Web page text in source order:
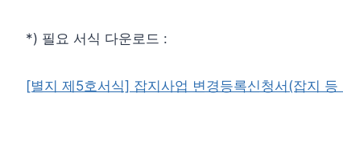
*) 필요 서식 다운로드 :
[별지 제5호서식] 잡지사업 변경등록신청서(잡지